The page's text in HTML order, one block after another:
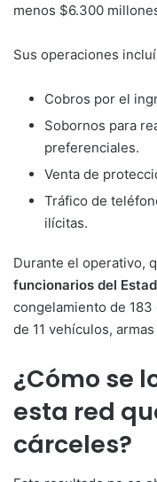
menos $6.300
Sus operaciones
Cobros por el
Sobornos para
preferenciales.
Venta de
Tráfico de
ilícitas.
Durante el operativo,
funcionarios del
congelamiento de
de 11 vehículos,
¿Cómo se
esta red
cárceles?